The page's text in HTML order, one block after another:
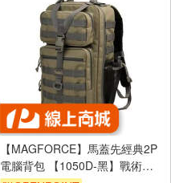
【MAGFORCE】馬蓋先經典2P
電腦背包 【1050D-黑】戰術背